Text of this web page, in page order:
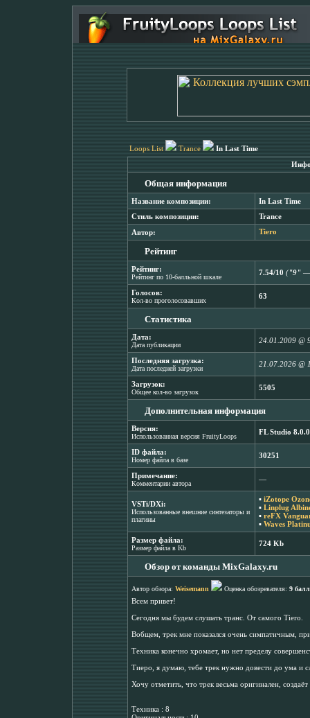
Loops List Trance In Last Time
Общая информация
Название композиции: In Last Time
Стиль композиции: Trance
Автор: Tiero
Рейтинг
Рейтинг:
Рейтинг по 10-балльной шкале
7.54/10 ("9" ―
Голосов:
Кол-во проголосовавших
63
Статистика
Дата:
Дата публикации
24.01.2009 @
Последняя загрузка:
Дата последней загрузки
21.07.2026 @
Загрузок:
Общее кол-во загрузок
5505
Дополнительная информация
Версия:
Использованная версия FruityLoops
FL Studio 8.0.0
ID файла:
Номер файла в базе
30251
Примечание:
Комментарии автора
―
VSTi/DXi:
Использованные внешние синтезаторы и
плагины
▪ iZotope
▪ Linplug
▪ reFX
▪ Waves
Размер файла:
Размер файла в Kb
724 Kb
Обзор от команды MixGalaxy.ru
Автор обзора: Weisemann Оценка обозревателя: 9
Всем привет!
Сегодня мы будем слушать транс. От самого Tiero.
Вобщем, трек мне показался очень симпатичным,
Техника конечно хромает, но нет пределу
Тиеро, я думаю, тебе трек нужно довести до ума и
Хочу отметить, что трек весьма оригинален,
Техника : 8